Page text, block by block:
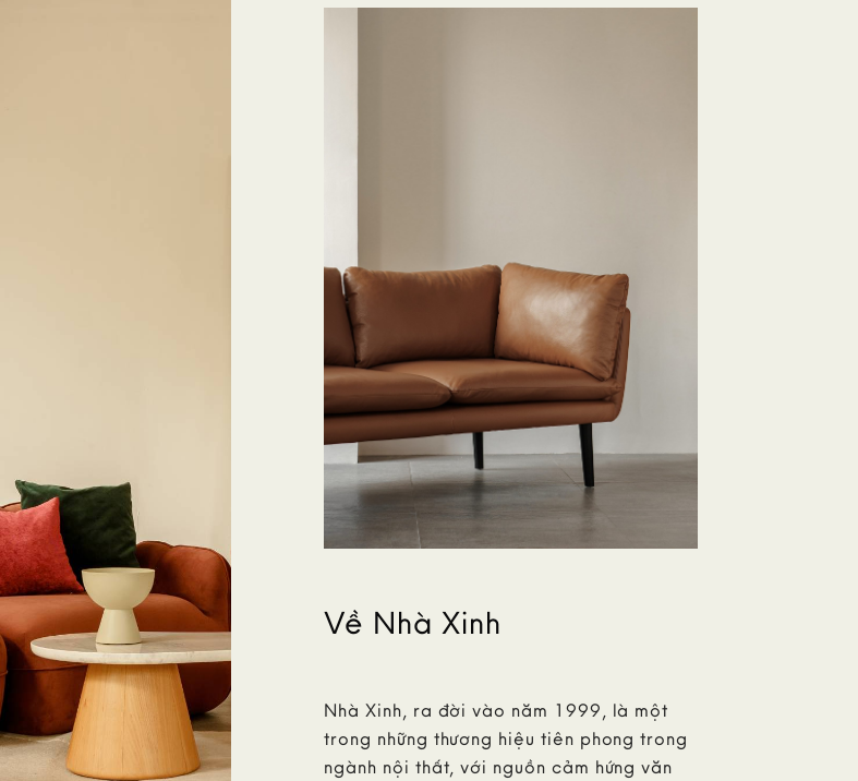
Về Nhà Xinh
Nhà Xinh, ra đời vào năm 1999, là một
trong những thương hiệu tiên phong trong
ngành nội thất, với nguồn cảm hứng văn